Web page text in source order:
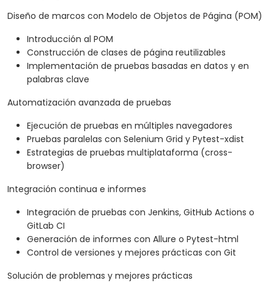
Diseño de marcos con Modelo de Objetos de Página (POM)
Introducción al POM
Construcción de clases de página reutilizables
Implementación de pruebas basadas en datos y en
palabras clave
Automatización avanzada de pruebas
Ejecución de pruebas en múltiples navegadores
Pruebas paralelas con Selenium Grid y Pytest-xdist
Estrategias de pruebas multiplataforma (cross-
browser)
Integración continua e informes
Integración de pruebas con Jenkins, GitHub Actions o
GitLab CI
Generación de informes con Allure o Pytest-html
Control de versiones y mejores prácticas con Git
Solución de problemas y mejores prácticas